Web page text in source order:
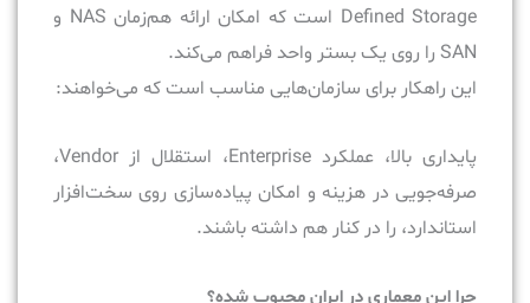
Defined Storage است که امکان ارائه هم‌زمان NAS و
SAN را روی یک بستر واحد فراهم می‌کند.
این راهکار برای سازمان‌هایی مناسب است که می‌خواهند:
پایداری بالا، عملکرد Enterprise، استقلال از Vendor،
صرفه‌جویی در هزینه و امکان پیاده‌سازی روی سخت‌افزار
استاندارد، را در کنار هم داشته باشند.
چرا این معماری در ایران محبوب شده؟